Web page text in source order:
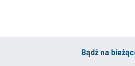
Bądź na